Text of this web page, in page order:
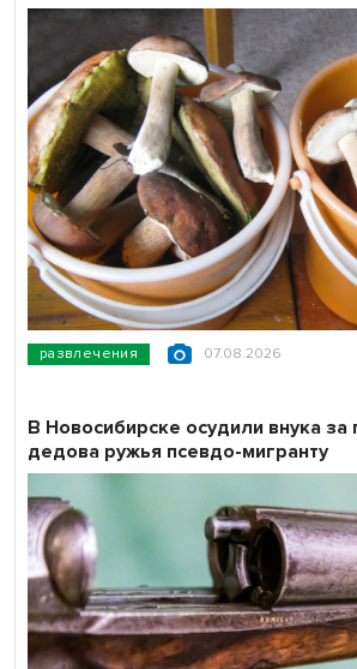
развлечения 07.08.2026
В Новосибирске осудили внука
дедова ружья псевдо-мигранту